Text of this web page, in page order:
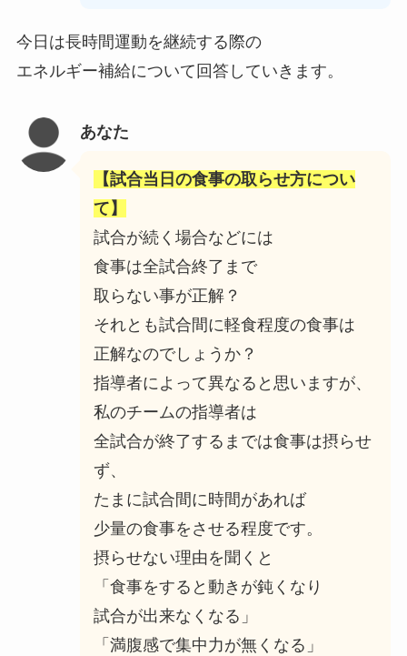
今日は長時間運動を継続する際の
エネルギー補給について回答していきます。
あなた
【試合当日の食事の取らせ方につい
て】
試合が続く場合などには
食事は全試合終了まで
取らない事が正解？
それとも試合間に軽食程度の食事は
正解なのでしょうか？
指導者によって異なると思いますが、
私のチームの指導者は
全試合が終了するまでは食事は摂らせ
ず、
たまに試合間に時間があれば
少量の食事をさせる程度です。
摂らせない理由を聞くと
「食事をすると動きが鈍くなり
試合が出来なくなる」
「満腹感で集中力が無くなる」